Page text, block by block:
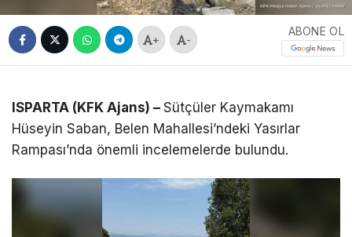
+ -
ABONE OL
ISPARTA (KFK Ajans) – Sütçüler Kaymakamı
Hüseyin Saban, Belen Mahallesi’ndeki Yasırlar
Rampası’nda önemli incelemelerde bulundu.